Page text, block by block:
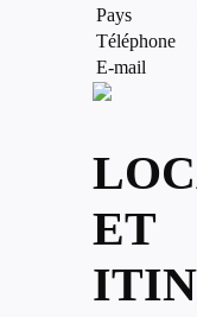
Pays
Téléphone
E-mail
ET